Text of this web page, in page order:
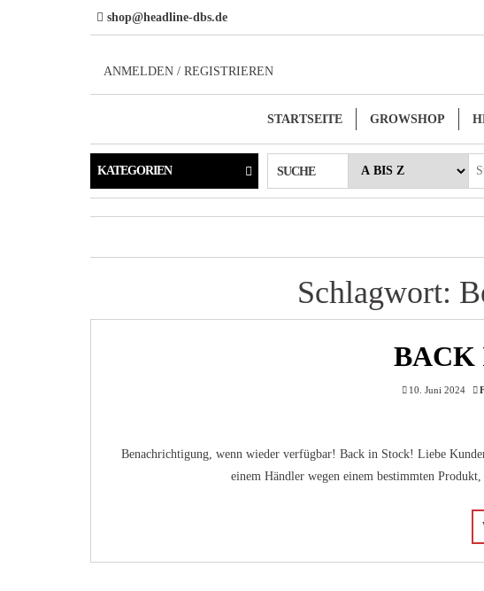
shop@headline-dbs.de
ANMELDEN / REGISTRIEREN
STARTSEITE GROWSHOP
KATEGORIEN SUCHE
Schlagwort:
BACK
10. Juni 2024
Benachrichtigung, wenn wieder verfügbar! Back in Stock! Liebe
einem Händler wegen einem bestimmten